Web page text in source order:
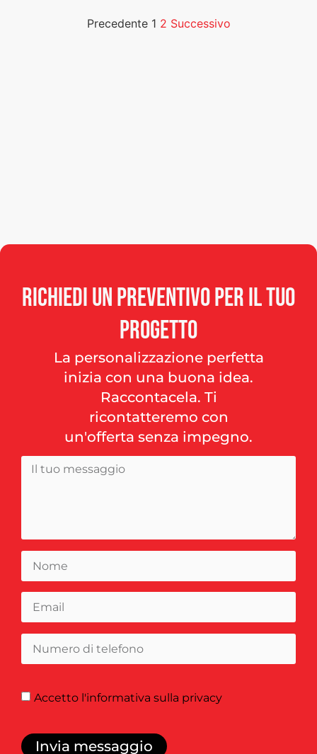
Precedente 1 2 Successivo
Richiediunpreventivoperiltuo
progetto
La personalizzazione perfetta
inizia con una buona idea.
Raccontacela. Ti
ricontatteremo con
un'offerta senza impegno.
Accetto l'informativa sulla privacy
Invia messaggio